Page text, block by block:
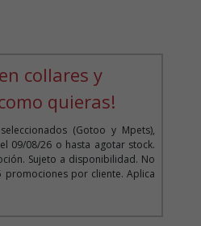
collares y
quieras!
(Gotoo y Mpets),
09/08/26 o hasta agotar stock.
Sujeto a disponibilidad. No
promociones por cliente. Aplica